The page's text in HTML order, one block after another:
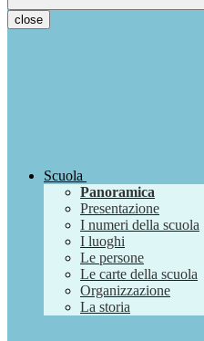
close
Scuola
Panoramica
Presentazione
I numeri della scuola
I luoghi
Le persone
Le carte della scuola
Organizzazione
La storia